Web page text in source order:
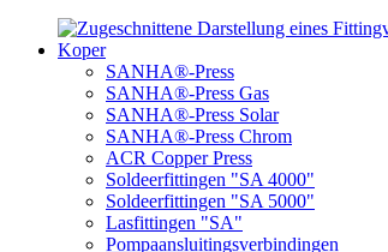
Koper
SANHA®-Press
SANHA®-Press Gas
SANHA®-Press Solar
SANHA®-Press Chrom
ACR Copper Press
Soldeerfittingen "SA 4000"
Soldeerfittingen "SA 5000"
Lasfittingen "SA"
Pompaansluitingsverbindingen